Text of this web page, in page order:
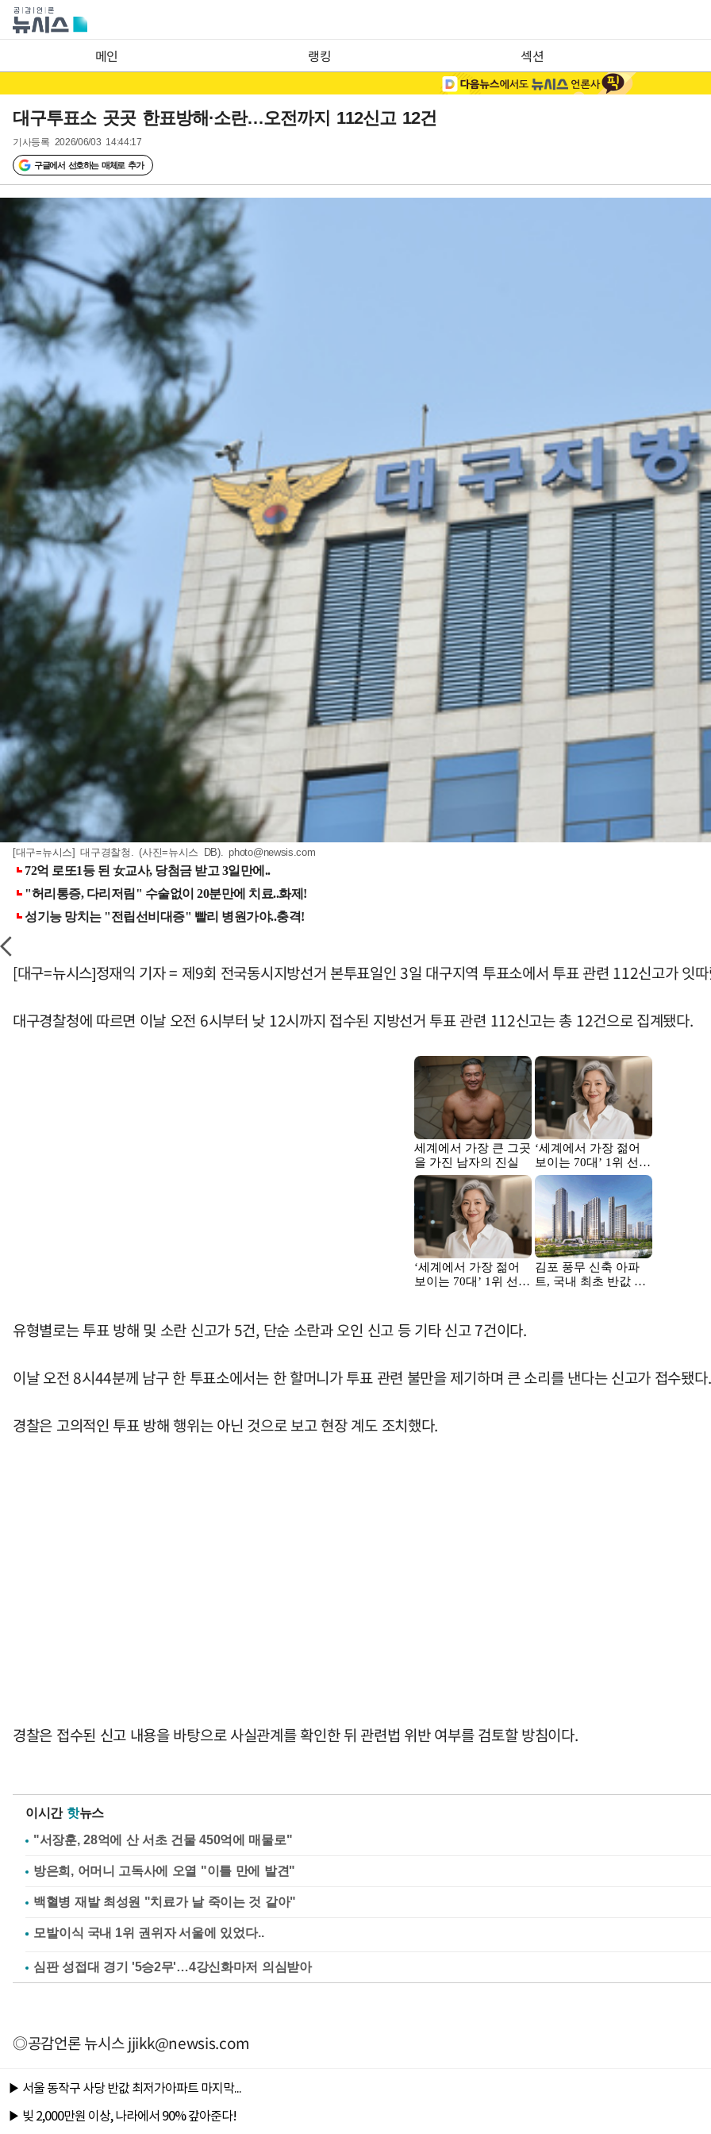
메인 랭킹 섹션
대구투표소 곳곳 한표방해·소란…오전까지 112신고 12건
기사등록 2026/06/03 14:44:17
구글에서 선호하는 매체로 추가
[대구=뉴시스] 대구경찰청. (사진=뉴시스 DB).photo@newsis.com
[대구=뉴시스]정재익 기자 = 제9회 전국동시지방선거 본투표일인 3일 대구지역 투표소에서 투표 관련 112신고가 잇
대구경찰청에 따르면 이날 오전 6시부터 낮 12시까지 접수된 지방선거 투표 관련 112신고는 총 12건으로 집계됐다.
유형별로는 투표 방해 및 소란 신고가 5건, 단순 소란과 오인 신고 등 기타 신고 7건이다.
이날 오전 8시44분께 남구 한 투표소에서는 한 할머니가 투표 관련 불만을 제기하며 큰 소리를 낸다는 신고가 접수됐다.
경찰은 고의적인 투표 방해 행위는 아닌 것으로 보고 현장 계도 조치했다.
경찰은 접수된 신고 내용을 바탕으로 사실관계를 확인한 뒤 관련법 위반 여부를 검토할 방침이다.
이시간 핫뉴스
"서장훈, 28억에 산 서초 건물 450억에 매물로"
방은희, 어머니 고독사에 오열 "이틀 만에 발견"
백혈병 재발 최성원 "치료가 날 죽이는 것 같아"
심판 성접대 경기 '5승2무'…4강신화마저 의심받아
◎공감언론 뉴시스jjikk@newsis.com